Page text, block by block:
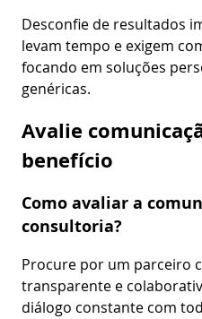
Desconfie de resultados
levam tempo e exigem
focando em soluções
genéricas.
Avalie
benefício
Como avaliar a
consultoria?
Procure por um parceiro
transparente e
diálogo constante com